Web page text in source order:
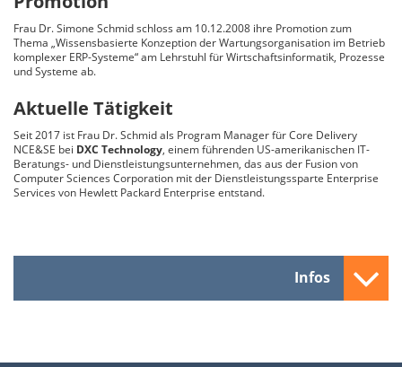
Frau Dr. Simone Schmid schloss am 10.12.2008 ihre Promotion zum
Thema „Wissensbasierte Konzeption der Wartungsorganisation im Betrieb
komplexer ERP-Systeme“ am Lehrstuhl für Wirtschaftsinformatik, Prozesse
und Systeme ab.
Aktuelle Tätigkeit
Seit 2017 ist Frau Dr. Schmid als Program Manager für Core Delivery
NCE&SE bei DXC Technology, einem führenden US-amerikanischen IT-
Beratungs- und Dienstleistungsunternehmen, das aus der Fusion von
Computer Sciences Corporation mit der Dienstleistungssparte Enterprise
Services von Hewlett Packard Enterprise entstand.
Infos